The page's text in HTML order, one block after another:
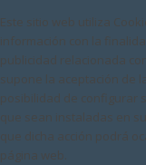
Este sitio web utiliza
información con la
publicidad relacionada
supone la aceptación de
posibilidad de configurar
que sean instaladas en
que dicha acción podrá
página web.